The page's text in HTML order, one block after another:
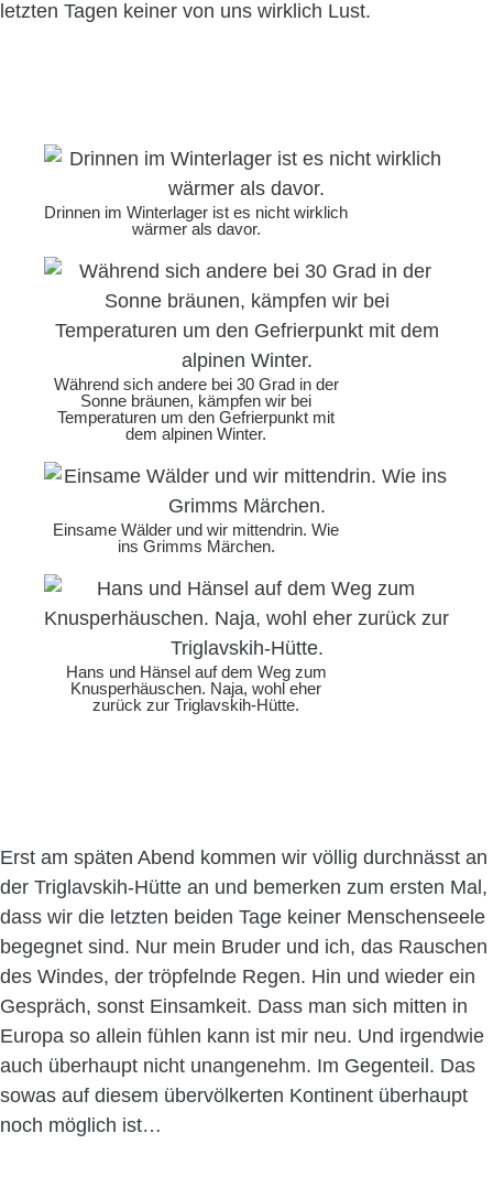
letzten Tagen keiner von uns wirklich Lust.
Drinnen im Winterlager ist es nicht wirklich
wärmer als davor.
Während sich andere bei 30 Grad in der
Sonne bräunen, kämpfen wir bei
Temperaturen um den Gefrierpunkt mit
dem alpinen Winter.
Einsame Wälder und wir mittendrin. Wie
ins Grimms Märchen.
Hans und Hänsel auf dem Weg zum
Knusperhäuschen. Naja, wohl eher
zurück zur Triglavskih-Hütte.
Erst am späten Abend kommen wir völlig durchnässt an
der Triglavskih-Hütte an und bemerken zum ersten Mal,
dass wir die letzten beiden Tage keiner Menschenseele
begegnet sind. Nur mein Bruder und ich, das Rauschen
des Windes, der tröpfelnde Regen. Hin und wieder ein
Gespräch, sonst Einsamkeit. Dass man sich mitten in
Europa so allein fühlen kann ist mir neu. Und irgendwie
auch überhaupt nicht unangenehm. Im Gegenteil. Das
sowas auf diesem übervölkerten Kontinent überhaupt
noch möglich ist…